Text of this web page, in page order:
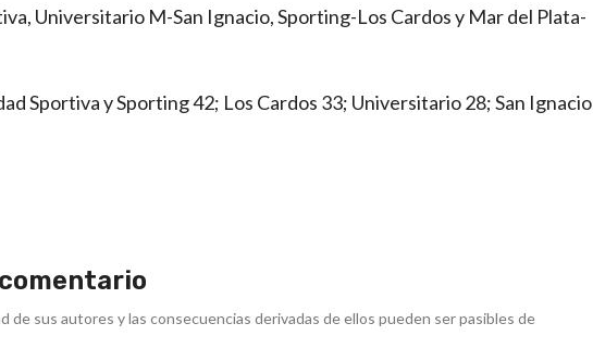
Universitario M-San Ignacio, Sporting-Los Cardos y Mar del Plata-
Sportiva y Sporting 42; Los Cardos 33; Universitario 28; San Ignacio
sus autores y las consecuencias derivadas de ellos pueden ser pasibles de